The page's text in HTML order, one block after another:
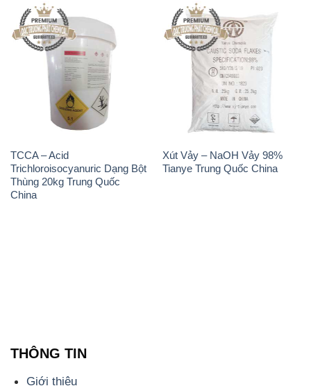
TCCA – Acid
Trichloroisocyanuric Dạng Bột
Thùng 20kg Trung Quốc
China
Xút Vảy – NaOH Vảy 98%
Tianye Trung Quốc China
THÔNG TIN
Giới thiệu